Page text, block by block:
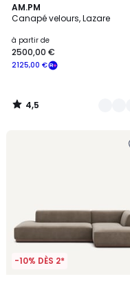
AM.PM
Canapé velours, Lazare
Prix
à
partir
2500,00
€
place
€.
à partir de
2125,00 €
2500,00 €
4,5
/ 5
16
Couleurs
4,5
/
-10% DÈS 2*